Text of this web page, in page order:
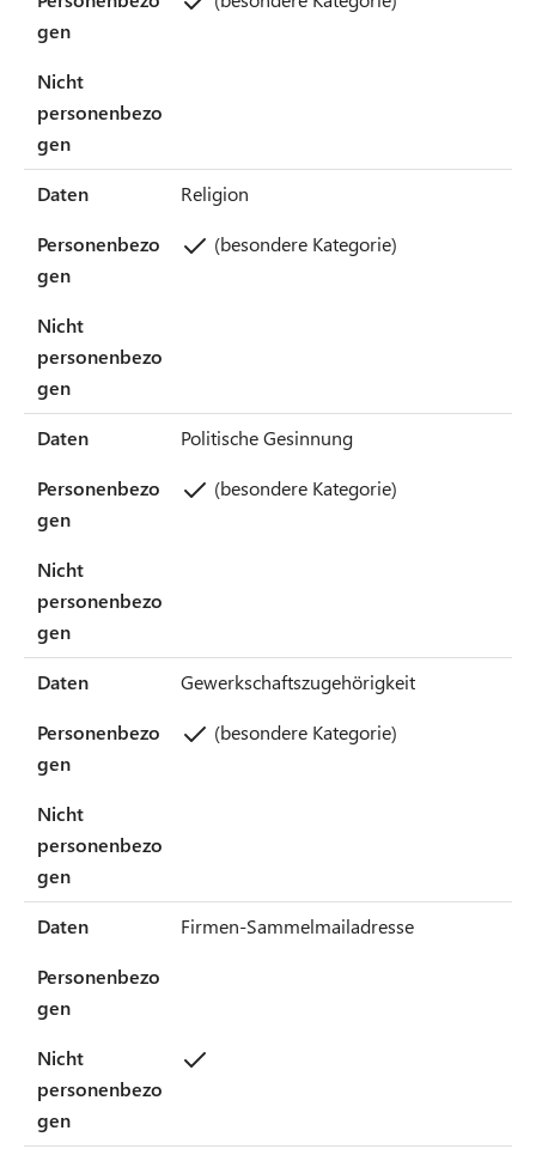
gen
Nicht
personenbezo
gen
Daten
Religion
Personenbezo
gen
(besondere Kategorie)
Nicht
personenbezo
gen
Daten
Politische Gesinnung
Personenbezo
gen
(besondere Kategorie)
Nicht
personenbezo
gen
Daten
Gewerkschaftszugehörigkeit
Personenbezo
gen
(besondere Kategorie)
Nicht
personenbezo
gen
Daten
Firmen-Sammelmailadresse
Personenbezo
gen
Nicht
personenbezo
gen